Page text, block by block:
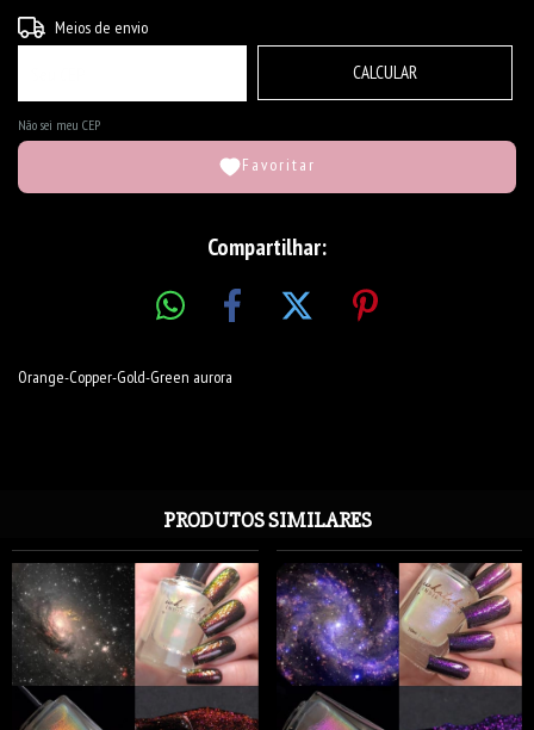
Entregas para o CEP:
Meios de envio
CALCULAR
Não sei meu CEP
Favoritar
Compartilhar:
Orange-Copper-Gold-Green aurora
PRODUTOS SIMILARES